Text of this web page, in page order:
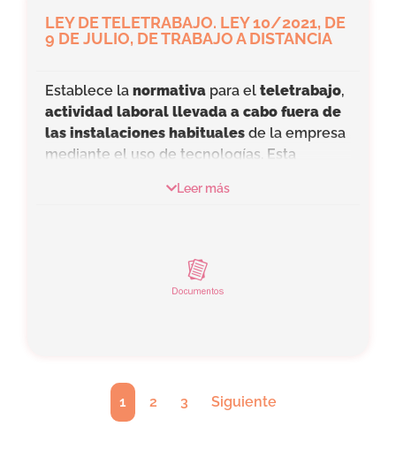
LEY DE TELETRABAJO. LEY 10/2021, DE
9 DE JULIO, DE TRABAJO A DISTANCIA
Establece lanormativa para elteletrabajo,
actividad laboral llevada a cabo fuera de
las instalaciones habituales de la empresa
mediante el uso de tecnologías. Esta
flexibilidad geográfica.
Leer más
1 2 3 Siguiente